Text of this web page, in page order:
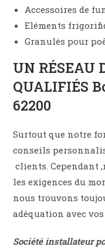
Accessoires de
Eléments
Granulés pour
UN RÉSEAU
QUALIFIÉS
62200
Surtout que notre
conseils
clients. Cependant
les exigences du
nous trouvons
adéquation avec vos
Société installateur